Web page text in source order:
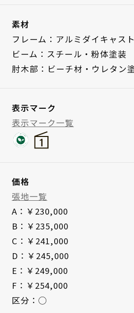
素材
フレーム：アルミダイキャス
ビーム：スチール・粉体塗装
肘木部：ビーチ材・ウレタン
表示マーク
表示マーク一覧
価格
張地一覧
A：￥230,000
B：￥235,000
C：￥241,000
D：￥245,000
E：￥249,000
F：￥254,000
区分：◯